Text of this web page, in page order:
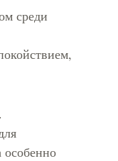
среди